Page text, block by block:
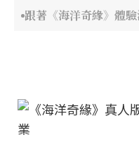
跟著《海洋奇緣》體